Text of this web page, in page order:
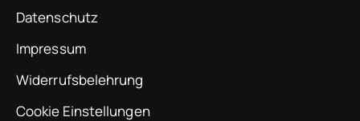
Datenschutz
Impressum
Widerrufsbelehrung
Cookie Einstellungen